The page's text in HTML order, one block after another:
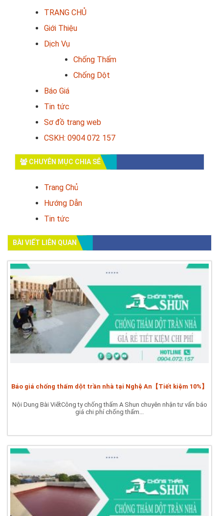
TRANG CHỦ
Giới Thiệu
Dịch Vụ
Chống Thấm
Chống Dột
Báo Giá
Tin tức
Sơ đồ trang web
CSKH: 0904 072 157
CHUYÊN MỤC CHIA SẺ
Trang Chủ
Hướng Dẫn
Tin tức
BÀI VIẾT LIÊN QUAN
Báo giá chống thấm dột trần nhà tại Nghệ An【Tiết kiệm 10%】
Nội Dung Bài ViếtCông ty chống thấm A Shun chuyên nhận tư vấn báo
giá chi phí chống thấm...